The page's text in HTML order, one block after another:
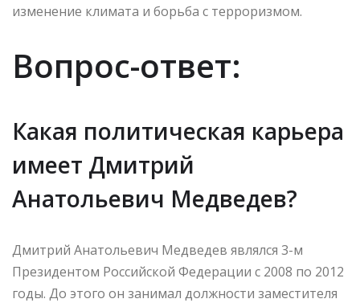
изменение климата и борьба с терроризмом.
Вопрос-ответ:
Какая политическая карьера
имеет Дмитрий
Анатольевич Медведев?
Дмитрий Анатольевич Медведев являлся 3-м
Президентом Российской Федерации с 2008 по 2012
годы. До этого он занимал должности заместителя